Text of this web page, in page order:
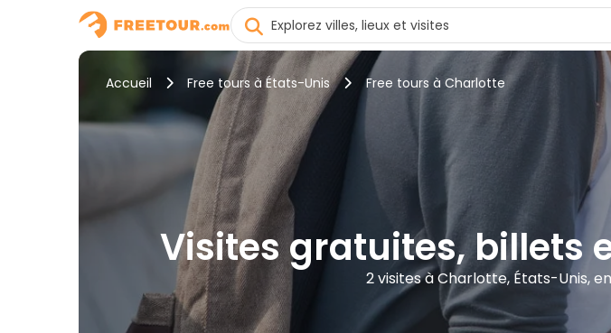
Accueil Free tours à États-Unis Free tours à Charlotte
Visites gratuites, billets
2 visites à Charlotte, États-Unis,